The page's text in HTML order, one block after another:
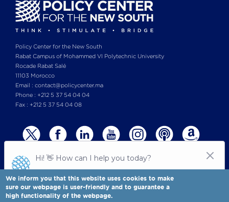
Policy Center for the New South
Rabat Campus of Mohammed VI Polytechnic University
Rocade Rabat Salé
11103 Morocco
Email : contact@policycenter.ma
Phone : +212 5 37 54 04 04
Fax : +212 5 37 54 04 08
© Copyright 2025 All rights reserved Policy Center for the New South
We inform you that this website uses cookies to make
sure our webpage is user-friendly and to guarantee a
high functionality of the webpage.